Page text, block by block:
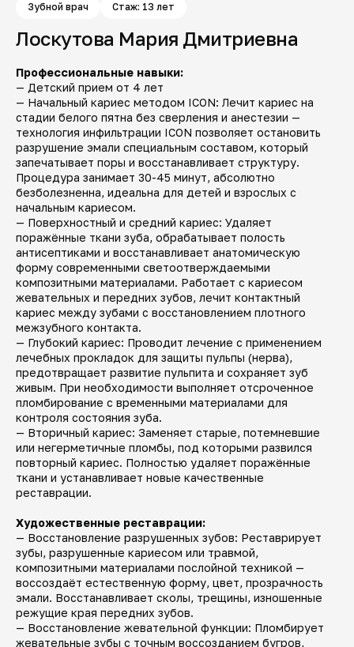
Зубной врач Стаж: 13 лет
Лоскутова Мария Дмитриевна
Профессиональные навыки:
— Детский прием от 4 лет
— Начальный кариес методом ICON: Лечит кариес на
стадии белого пятна без сверления и анестезии —
технология инфильтрации ICON позволяет остановить
разрушение эмали специальным составом, который
запечатывает поры и восстанавливает структуру.
Процедура занимает 30-45 минут, абсолютно
безболезненна, идеальна для детей и взрослых с
начальным кариесом.
— Поверхностный и средний кариес: Удаляет
поражённые ткани зуба, обрабатывает полость
антисептиками и восстанавливает анатомическую
форму современными светоотверждаемыми
композитными материалами. Работает с кариесом
жевательных и передних зубов, лечит контактный
кариес между зубами с восстановлением плотного
межзубного контакта.
— Глубокий кариес: Проводит лечение с применением
лечебных прокладок для защиты пульпы (нерва),
предотвращает развитие пульпита и сохраняет зуб
живым. При необходимости выполняет отсроченное
пломбирование с временными материалами для
контроля состояния зуба.
— Вторичный кариес: Заменяет старые, потемневшие
или негерметичные пломбы, под которыми развился
повторный кариес. Полностью удаляет поражённые
ткани и устанавливает новые качественные
реставрации.
Художественные реставрации:
— Восстановление разрушенных зубов: Реставрирует
зубы, разрушенные кариесом или травмой,
композитными материалами послойной техникой —
воссоздаёт естественную форму, цвет, прозрачность
эмали. Восстанавливает сколы, трещины, изношенные
режущие края передних зубов.
— Восстановление жевательной функции: Пломбирует
жевательные зубы с точным воссозданием бугров,